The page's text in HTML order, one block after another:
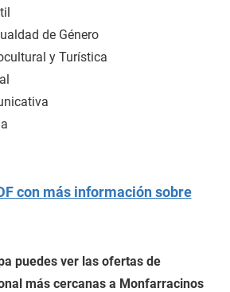
de Género
y Turística
con más información sobre
puedes ver las ofertas de
más cercanas a Monfarracinos